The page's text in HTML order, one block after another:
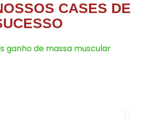
CASES DE